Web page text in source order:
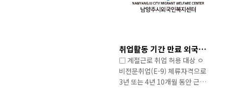
취업활동 기간 만료 외국인근로자(E-9)의 계절근로 취업 안내
□ 계절근로 취업 허용 대상 ㅇ
비전문취업(E-9) 체류자격으로
3년 또는 4년 10개월 동안 근무